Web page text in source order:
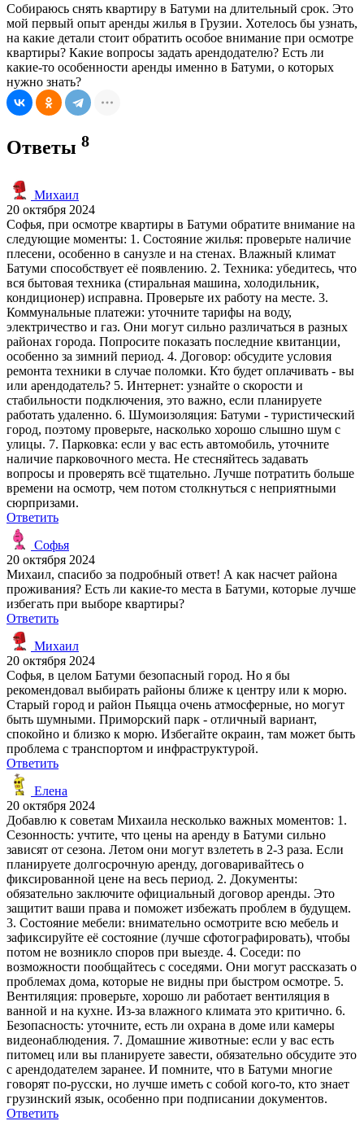
Собираюсь снять квартиру в Батуми на длительный срок. Это
мой первый опыт аренды жилья в Грузии. Хотелось бы узнать,
на какие детали стоит обратить особое внимание при осмотре
квартиры? Какие вопросы задать арендодателю? Есть ли
какие-то особенности аренды именно в Батуми, о которых
нужно знать?
Ответы 8
Михаил
20 октября 2024
Софья, при осмотре квартиры в Батуми обратите внимание на
следующие моменты: 1. Состояние жилья: проверьте наличие
плесени, особенно в санузле и на стенах. Влажный климат
Батуми способствует её появлению. 2. Техника: убедитесь, что
вся бытовая техника (стиральная машина, холодильник,
кондиционер) исправна. Проверьте их работу на месте. 3.
Коммунальные платежи: уточните тарифы на воду,
электричество и газ. Они могут сильно различаться в разных
районах города. Попросите показать последние квитанции,
особенно за зимний период. 4. Договор: обсудите условия
ремонта техники в случае поломки. Кто будет оплачивать - вы
или арендодатель? 5. Интернет: узнайте о скорости и
стабильности подключения, это важно, если планируете
работать удаленно. 6. Шумоизоляция: Батуми - туристический
город, поэтому проверьте, насколько хорошо слышно шум с
улицы. 7. Парковка: если у вас есть автомобиль, уточните
наличие парковочного места. Не стесняйтесь задавать
вопросы и проверять всё тщательно. Лучше потратить больше
времени на осмотр, чем потом столкнуться с неприятными
сюрпризами.
Ответить
Софья
20 октября 2024
Михаил, спасибо за подробный ответ! А как насчет района
проживания? Есть ли какие-то места в Батуми, которые лучше
избегать при выборе квартиры?
Ответить
Михаил
20 октября 2024
Софья, в целом Батуми безопасный город. Но я бы
рекомендовал выбирать районы ближе к центру или к морю.
Старый город и район Пьяцца очень атмосферные, но могут
быть шумными. Приморский парк - отличный вариант,
спокойно и близко к морю. Избегайте окраин, там может быть
проблема с транспортом и инфраструктурой.
Ответить
Елена
20 октября 2024
Добавлю к советам Михаила несколько важных моментов: 1.
Сезонность: учтите, что цены на аренду в Батуми сильно
зависят от сезона. Летом они могут взлететь в 2-3 раза. Если
планируете долгосрочную аренду, договаривайтесь о
фиксированной цене на весь период. 2. Документы:
обязательно заключите официальный договор аренды. Это
защитит ваши права и поможет избежать проблем в будущем.
3. Состояние мебели: внимательно осмотрите всю мебель и
зафиксируйте её состояние (лучше сфотографировать), чтобы
потом не возникло споров при выезде. 4. Соседи: по
возможности пообщайтесь с соседями. Они могут рассказать о
проблемах дома, которые не видны при быстром осмотре. 5.
Вентиляция: проверьте, хорошо ли работает вентиляция в
ванной и на кухне. Из-за влажного климата это критично. 6.
Безопасность: уточните, есть ли охрана в доме или камеры
видеонаблюдения. 7. Домашние животные: если у вас есть
питомец или вы планируете завести, обязательно обсудите это
с арендодателем заранее. И помните, что в Батуми многие
говорят по-русски, но лучше иметь с собой кого-то, кто знает
грузинский язык, особенно при подписании документов.
Ответить